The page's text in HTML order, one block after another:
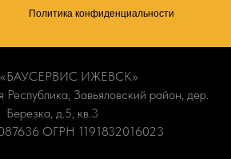
Политика конфиденциальности
ИЖЕВСК»
Завьяловский район, дер.
Березка, д.5, кв.3
ОГРН 1191832016023